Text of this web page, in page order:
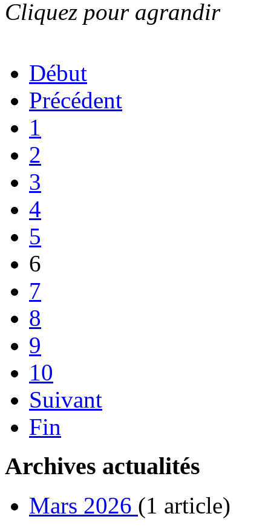
Cliquez pour agrandir
Début
Précédent
1
2
3
4
5
6
7
8
9
10
Suivant
Fin
Archives actualités
Mars 2026 (1 article)